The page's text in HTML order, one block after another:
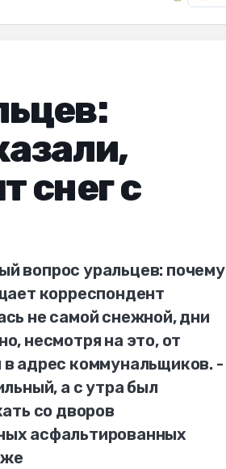
снег с
вопрос уральцев: почему
корреспондент
не самой снежной, дни
несмотря на это, от
адрес коммунальщиков. -
а с утра был
со дворов
асфальтированных
же